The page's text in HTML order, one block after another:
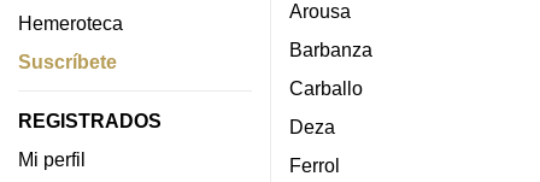
Hemeroteca
Suscríbete
REGISTRADOS
Mi perfil
Arousa
Barbanza
Carballo
Deza
Ferrol